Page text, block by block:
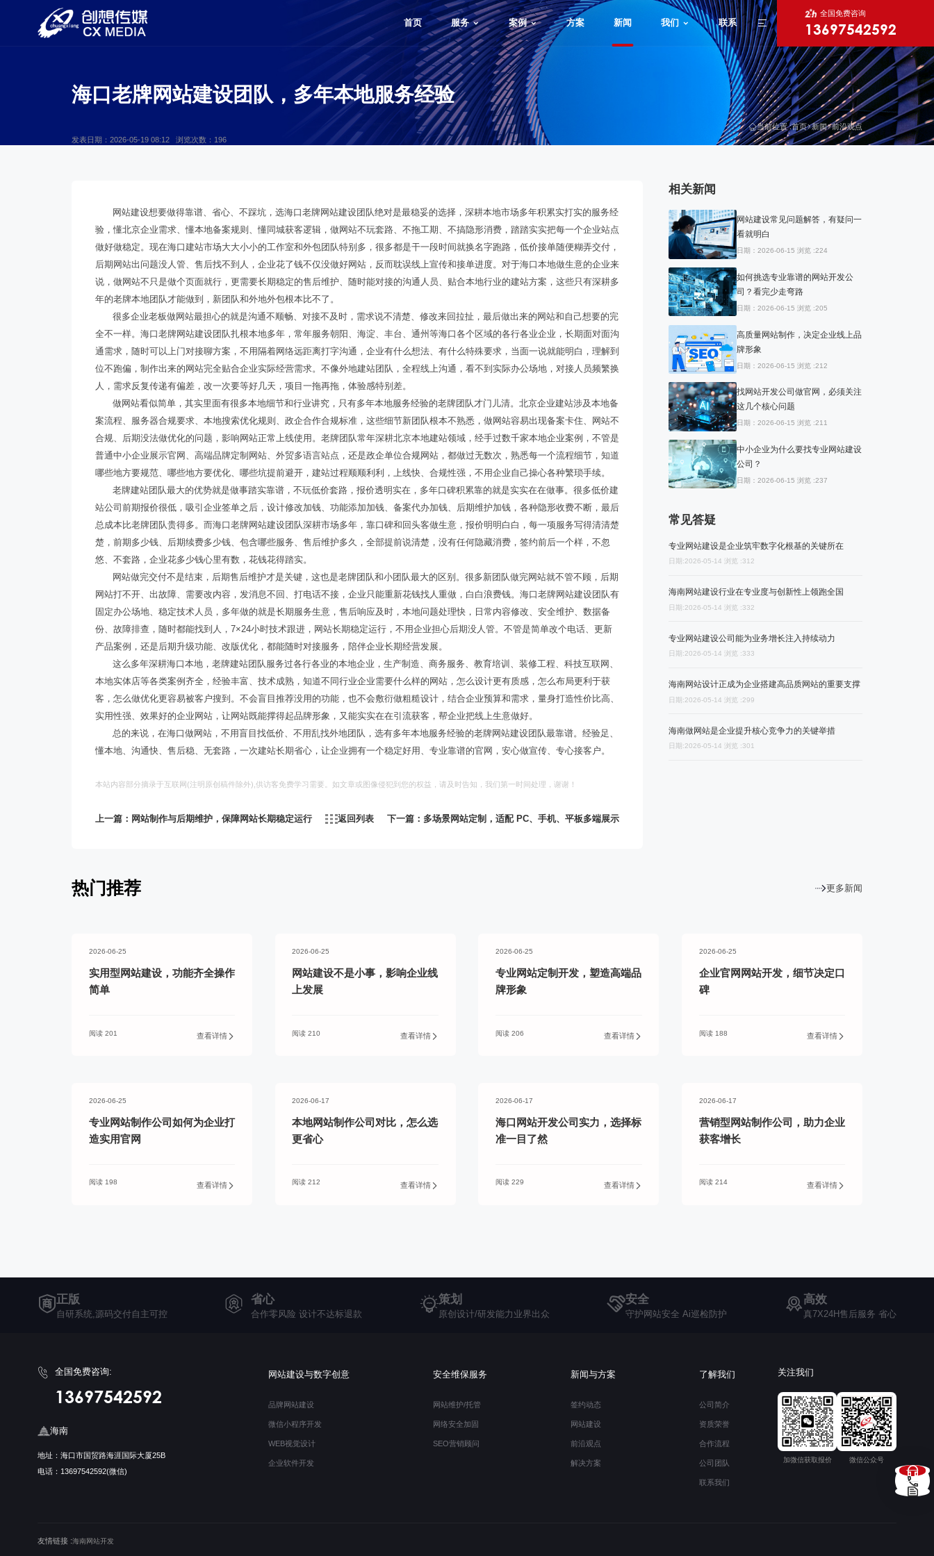
首页 服务 案例 方案 新闻 我们 联系
全国免费咨询
13697542592
X
务实派网站开发服务商
Hi，我们可以一起帮您解决,您目前需解决的问题!
海口老牌网站建设团队，多年本地服务经验
发表日期：2026-05-19 08:12 浏览次数：196
当前位置 :首页 新闻 前沿观点
网站建设想要做得靠谱、省心、不踩坑，选海口老牌网站建设团队绝对是最稳妥的选择，深耕本地市场多年积累实打实的服务经
验，懂北京企业需求、懂本地备案规则、懂同城获客逻辑，做网站不玩套路、不拖工期、不搞隐形消费，踏踏实实把每一个企业站点
做好做稳定。现在海口建站市场大大小小的工作室和外包团队特别多，很多都是干一段时间就换名字跑路，低价接单随便糊弄交付，
后期网站出问题没人管、售后找不到人，企业花了钱不仅没做好网站，反而耽误线上宣传和接单进度。对于海口本地做生意的企业来
说，做网站不只是做个页面就行，更需要长期稳定的售后维护、随时能对接的沟通人员、贴合本地行业的建站方案，这些只有深耕多
年的老牌本地团队才能做到，新团队和外地外包根本比不了。
很多企业老板做网站最担心的就是沟通不顺畅、对接不及时，需求说不清楚、修改来回拉扯，最后做出来的网站和自己想要的完
全不一样。海口老牌网站建设团队扎根本地多年，常年服务朝阳、海淀、丰台、通州等海口各个区域的各行各业企业，长期面对面沟
通需求，随时可以上门对接聊方案，不用隔着网络远距离打字沟通，企业有什么想法、有什么特殊要求，当面一说就能明白，理解到
位不跑偏，制作出来的网站完全贴合企业实际经营需求。不像外地建站团队，全程线上沟通，看不到实际办公场地，对接人员频繁换
人，需求反复传递有偏差，改一次要等好几天，项目一拖再拖，体验感特别差。
做网站看似简单，其实里面有很多本地细节和行业讲究，只有多年本地服务经验的老牌团队才门儿清。北京企业建站涉及本地备
案流程、服务器合规要求、本地搜索优化规则、政企合作合规标准，这些细节新团队根本不熟悉，做网站容易出现备案卡住、网站不
合规、后期没法做优化的问题，影响网站正常上线使用。老牌团队常年深耕北京本地建站领域，经手过数千家本地企业案例，不管是
普通中小企业展示官网、高端品牌定制网站、外贸多语言站点，还是政企单位合规网站，都做过无数次，熟悉每一个流程细节，知道
哪些地方要规范、哪些地方要优化、哪些坑提前避开，建站过程顺顺利利，上线快、合规性强，不用企业自己操心各种繁琐手续。
老牌建站团队最大的优势就是做事踏实靠谱，不玩低价套路，报价透明实在，多年口碑积累靠的就是实实在在做事。很多低价建
站公司前期报价很低，吸引企业签单之后，设计修改加钱、功能添加加钱、备案代办加钱、后期维护加钱，各种隐形收费不断，最后
总成本比老牌团队贵得多。而海口老牌网站建设团队深耕市场多年，靠口碑和回头客做生意，报价明明白白，每一项服务写得清清楚
楚，前期多少钱、后期续费多少钱、包含哪些服务、售后维护多久，全部提前说清楚，没有任何隐藏消费，签约前后一个样，不忽
悠、不套路，企业花多少钱心里有数，花钱花得踏实。
网站做完交付不是结束，后期售后维护才是关键，这也是老牌团队和小团队最大的区别。很多新团队做完网站就不管不顾，后期
网站打不开、出故障、需要改内容，发消息不回、打电话不接，企业只能重新花钱找人重做，白白浪费钱。海口老牌网站建设团队有
固定办公场地、稳定技术人员，多年做的就是长期服务生意，售后响应及时，本地问题处理快，日常内容修改、安全维护、数据备
份、故障排查，随时都能找到人，7×24小时技术跟进，网站长期稳定运行，不用企业担心后期没人管。不管是简单改个电话、更新
产品案例，还是后期升级功能、改版优化，都能随时对接服务，陪伴企业长期经营发展。
这么多年深耕海口本地，老牌建站团队服务过各行各业的本地企业，生产制造、商务服务、教育培训、装修工程、科技互联网、
本地实体店等各类案例齐全，经验丰富、技术成熟，知道不同行业企业需要什么样的网站，怎么设计更有质感，怎么布局更利于获
客，怎么做优化更容易被客户搜到。不会盲目推荐没用的功能，也不会敷衍做粗糙设计，结合企业预算和需求，量身打造性价比高、
实用性强、效果好的企业网站，让网站既能撑得起品牌形象，又能实实在在引流获客，帮企业把线上生意做好。
总的来说，在海口做网站，不用盲目找低价、不用乱找外地团队，选有多年本地服务经验的老牌网站建设团队最靠谱。经验足、
懂本地、沟通快、售后稳、无套路，一次建站长期省心，让企业拥有一个稳定好用、专业靠谱的官网，安心做宣传、专心接客户。
本站内容部分摘录于互联网(注明原创稿件除外),供访客免费学习需要。如文章或图像侵犯到您的权益，请及时告知，我们第一时间处理，谢谢！
上一篇：网站制作与后期维护，保障网站长期稳定运行 返回列表 下一篇：多场景网站定制，适配 PC、手机、平板多端展示
相关新闻
网站建设常见问题解答，有疑问一
看就明白
日期：2026-06-15 浏览 :224
如何挑选专业靠谱的网站开发公
司？看完少走弯路
日期：2026-06-15 浏览 :205
高质量网站制作，决定企业线上品
牌形象
日期：2026-06-15 浏览 :212
找网站开发公司做官网，必须关注
这几个核心问题
日期：2026-06-15 浏览 :211
中小企业为什么要找专业网站建设
公司？
日期：2026-06-15 浏览 :237
常见答疑
专业网站建设是企业筑牢数字化根基的关键所在
日期:2026-05-14 浏览 :312
海南网站建设行业在专业度与创新性上领跑全国
日期:2026-05-14 浏览 :332
专业网站建设公司能为业务增长注入持续动力
日期:2026-05-14 浏览 :333
海南网站设计正成为企业搭建高品质网站的重要支撑
日期:2026-05-14 浏览 :299
海南做网站是企业提升核心竞争力的关键举措
日期:2026-05-14 浏览 :301
热门推荐 更多新闻
2026-06-25
实用型网站建设，功能齐全操作
简单
阅读 201 查看详情
2026-06-25
网站建设不是小事，影响企业线
上发展
阅读 210 查看详情
2026-06-25
专业网站定制开发，塑造高端品
牌形象
阅读 206 查看详情
2026-06-25
企业官网网站开发，细节决定口
碑
阅读 188 查看详情
2026-06-25
专业网站制作公司如何为企业打
造实用官网
阅读 198 查看详情
2026-06-17
本地网站制作公司对比，怎么选
更省心
阅读 212 查看详情
2026-06-17
海口网站开发公司实力，选择标
准一目了然
阅读 229 查看详情
2026-06-17
营销型网站制作公司，助力企业
获客增长
阅读 214 查看详情
正版
自研系统,源码交付自主可控
省心
合作零风险 设计不达标退款
策划
原创设计/研发能力业界出众
安全
守护网站安全 Ai巡检防护
高效
真7X24H售后服务 省心
全国免费咨询:
13697542592
海南
地址：海口市国贸路海涯国际大厦25B
电话：13697542592(微信)
网站建设与数字创意
品牌网站建设
微信小程序开发
WEB视觉设计
企业软件开发
安全维保服务
网站维护/托管
网络安全加固
SEO营销顾问
新闻与方案
签约动态
网站建设
前沿观点
解决方案
了解我们
公司简介
资质荣誉
合作流程
公司团队
联系我们
关注我们
加微信获取报价 微信公众号
友情链接 :海南网站开发